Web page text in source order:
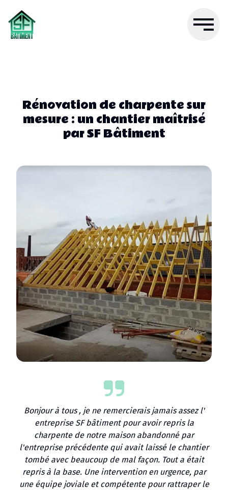
Rénovation de charpente sur
mesure : un chantier maîtrisé
par SF Bâtiment
Bonjour à tous , je ne remercierais jamais assez l'
entreprise SF bâtiment pour avoir repris la
charpente de notre maison abandonné par
l'entreprise précédente qui avait laissé le chantier
tombé avec beaucoup de mal façon. Tout a était
repris à la base. Une intervention en urgence, par
une équipe joviale et compétente pour rattraper le